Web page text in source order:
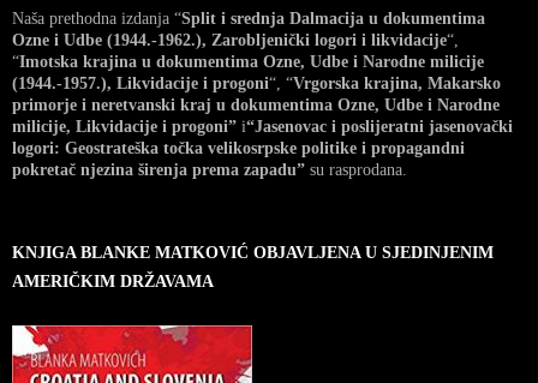
Naša prethodna izdanja “Split i srednja Dalmacija u dokumentima
Ozne i Udbe (1944.-1962.), Zarobljenički logori i likvidacije“,
“Imotska krajina u dokumentima Ozne, Udbe i Narodne milicije
(1944.-1957.), Likvidacije i progoni“, “Vrgorska krajina, Makarsko
primorje i neretvanski kraj u dokumentima Ozne, Udbe i Narodne
milicije, Likvidacije i progoni” i“Jasenovac i poslijeratni jasenovački
logori: Geostrateška točka velikosrpske politike i propagandni
pokretač njezina širenja prema zapadu” su rasprodana.
KNJIGA BLANKE MATKOVIĆ OBJAVLJENA U SJEDINJENIM
AMERIČKIM DRŽAVAMA